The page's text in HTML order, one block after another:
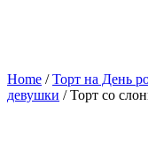
Home /Торт на День
девушки / Торт со